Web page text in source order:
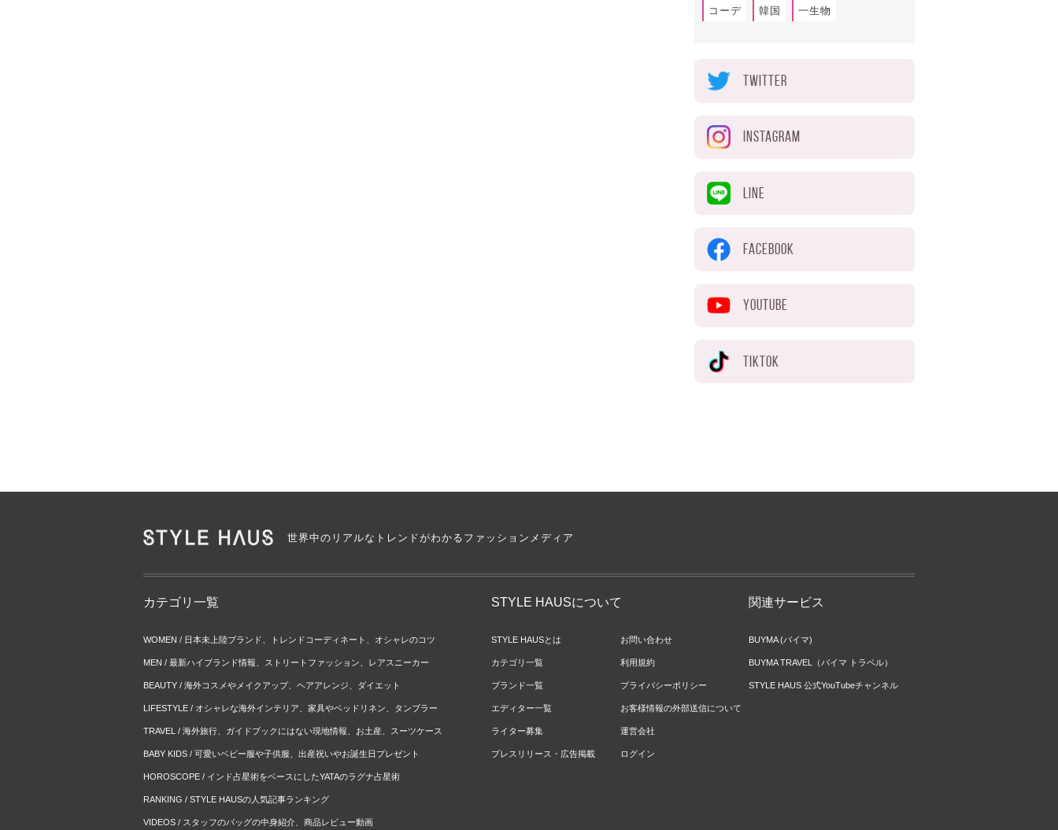
コーデ 韓国 一生物
TWITTER
INSTAGRAM
LINE
FACEBOOK
YOUTUBE
TIKTOK
世界中のリアルなトレンドがわかるファッションメディア
カテゴリ一覧
WOMEN / 日本未上陸ブランド、トレンドコーディネート、オシャレのコツ
MEN / 最新ハイブランド情報、ストリートファッション、レアスニーカー
BEAUTY / 海外コスメやメイクアップ、ヘアアレンジ、ダイエット
LIFESTYLE / オシャレな海外インテリア、家具やベッドリネン、タンブラー
TRAVEL / 海外旅行、ガイドブックにはない現地情報、お土産、スーツケース
BABY KIDS / 可愛いベビー服や子供服、出産祝いやお誕生日プレゼント
HOROSCOPE / インド占星術をベースにしたYATAのラグナ占星術
RANKING / STYLE HAUSの人気記事ランキング
VIDEOS / スタッフのバッグの中身紹介、商品レビュー動画
STYLE HAUSについて
STYLE HAUSとは
カテゴリ一覧
ブランド一覧
エディター一覧
ライター募集
プレスリリース・広告掲載
お問い合わせ
利用規約
プライバシーポリシー
お客様情報の外部送信について
運営会社
ログイン
関連サービス
BUYMA (バイマ)
BUYMA TRAVEL（バイマ トラベル）
STYLE HAUS 公式YouTubeチャンネル